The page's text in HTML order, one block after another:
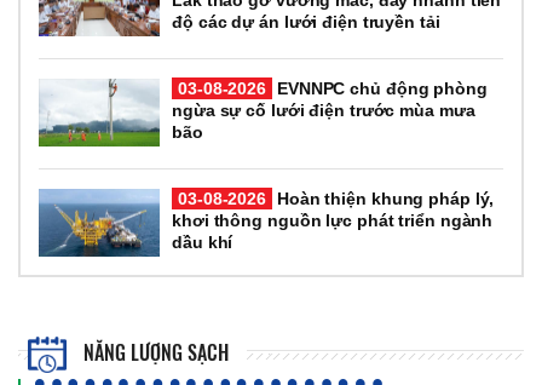
độ các dự án lưới điện truyền tải
03-08-2026
EVNNPC chủ động phòng
ngừa sự cố lưới điện trước mùa mưa
bão
03-08-2026
Hoàn thiện khung pháp lý,
khơi thông nguồn lực phát triển ngành
dầu khí
NĂNG LƯỢNG SẠCH